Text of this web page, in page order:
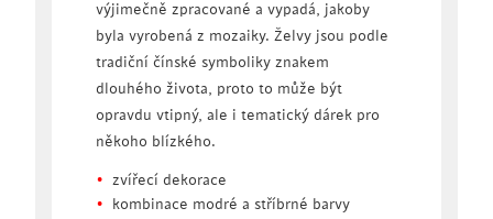
výjimečně zpracované a vypadá, jakoby
byla vyrobená z mozaiky. Želvy jsou podle
tradiční čínské symboliky znakem
dlouhého života, proto to může být
opravdu vtipný, ale i tematický dárek pro
někoho blízkého.
zvířecí dekorace
kombinace modré a stříbrné barvy